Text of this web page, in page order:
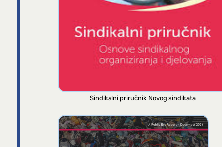
Sindikalni priručnik Novog sindikata